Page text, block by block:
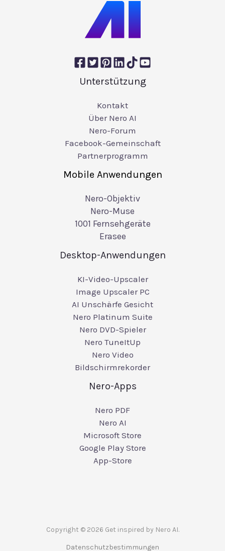
Unterstützung
Kontakt
Über Nero AI
Nero-Forum
Facebook-Gemeinschaft
Partnerprogramm
Mobile Anwendungen
Nero-Objektiv
Nero-Muse
1001 Fernsehgeräte
Erasee
Desktop-Anwendungen
KI-Video-Upscaler
Image Upscaler PC
AI Unschärfe Gesicht
Nero Platinum Suite
Nero DVD-Spieler
Nero TuneItUp
Nero Video
Bildschirmrekorder
Nero-Apps
Nero PDF
Nero AI
Microsoft Store
Google Play Store
App-Store
Copyright © 2026 Get inspired by Nero AI.
Datenschutzbestimmungen